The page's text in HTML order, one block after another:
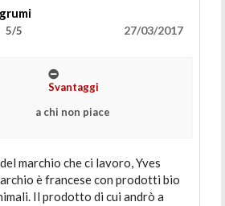
5/5 27/03/2017
Svantaggi
a chi non piace
marchio che ci lavoro, Yves
è francese con prodotti bio
Il prodotto di cui andrò a